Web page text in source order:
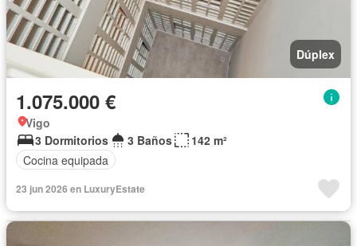
Dúplex
1.075.000 €
Vigo
3 Dormitorios
3 Baños
142 m²
Cocina equipada
23 jun 2026 en LuxuryEstate